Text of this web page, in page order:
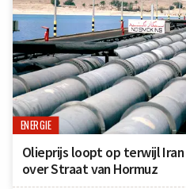
ENERGIE
Olieprijs loopt op terwijl
over Straat van Hormuz